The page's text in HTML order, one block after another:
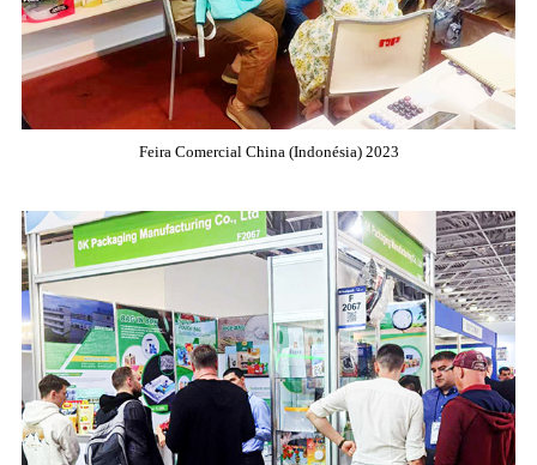
Feira Comercial China (Indonésia) 2023